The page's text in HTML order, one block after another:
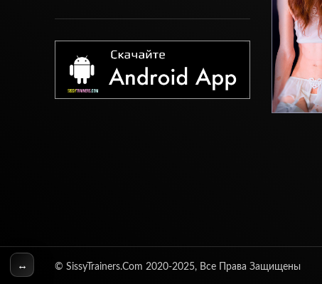
© SissyTrainers.Com 2020-2025, Все Права Защищены
↔